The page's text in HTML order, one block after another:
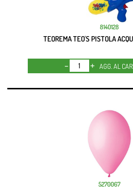
8140128
TEOREMA TEO'S PISTOLA
Quantità
AGG. AL
5270067